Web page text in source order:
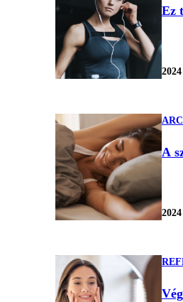
Ez
A